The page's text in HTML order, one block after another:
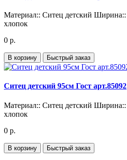
Материал:: Ситец детский Ширина::
хлопок
0 р.
В корзину Быстрый заказ
Ситец детский 95см Гост арт.85092
Материал:: Ситец детский Ширина::
хлопок
0 р.
В корзину Быстрый заказ